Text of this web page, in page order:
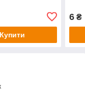
Купити
6 ₴